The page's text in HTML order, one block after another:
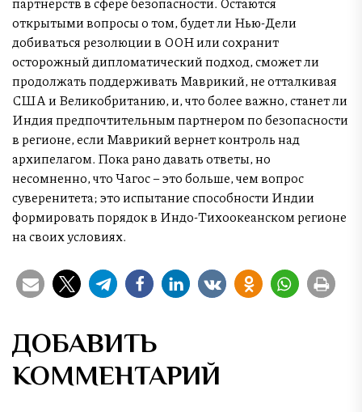
открытыми вопросы о том, будет ли Нью-Дели
добиваться резолюции в ООН или сохранит
осторожный дипломатический подход, сможет ли
продолжать поддерживать Маврикий, не отталкивая
США и Великобританию, и, что более важно, станет ли
Индия предпочтительным партнером по безопасности
в регионе, если Маврикий вернет контроль над
архипелагом. Пока рано давать ответы, но
несомненно, что Чагос – это больше, чем вопрос
суверенитета; это испытание способности Индии
формировать порядок в Индо-Тихоокеанском регионе
на своих условиях.
ДОБАВИТЬ
КОММЕНТАРИЙ